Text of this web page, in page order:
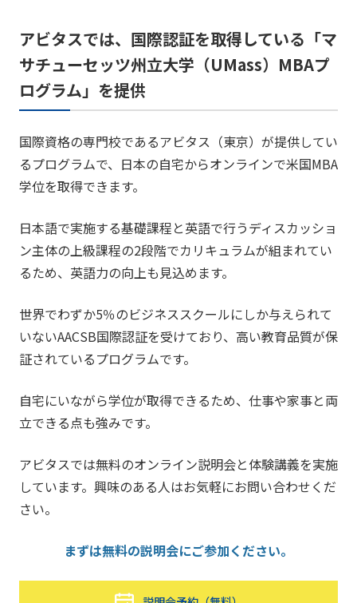
アビタスでは、国際認証を取得している「マ
サチューセッツ州立大学（UMass）MBAプ
ログラム」を提供
国際資格の専門校であるアビタス（東京）が提供してい
るプログラムで、日本の自宅からオンラインで米国MBA
学位を取得できます。
日本語で実施する基礎課程と英語で行うディスカッショ
ン主体の上級課程の2段階でカリキュラムが組まれてい
るため、英語力の向上も見込めます。
世界でわずか5％のビジネススクールにしか与えられて
いないAACSB国際認証を受けており、高い教育品質が保
証されているプログラムです。
自宅にいながら学位が取得できるため、仕事や家事と両
立できる点も強みです。
アビタスでは無料のオンライン説明会と体験講義を実施
しています。興味のある人はお気軽にお問い合わせくだ
さい。
まずは無料の説明会にご参加ください。